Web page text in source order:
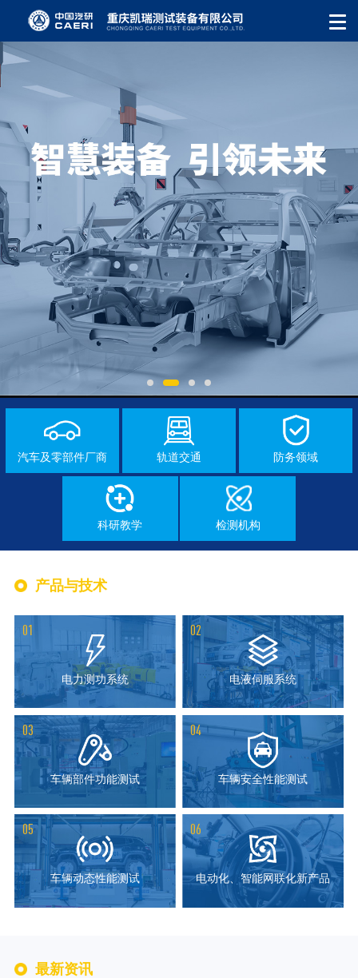
汽车及零部件厂商 轨道交通 防务领域
科研教学 检测机构
产品与技术
01
电力测功系统
02
电液伺服系统
03
车辆部件功能测试
04
车辆安全性能测试
05
车辆动态性能测试
06
电动化、智能网联化新产品
最新资讯